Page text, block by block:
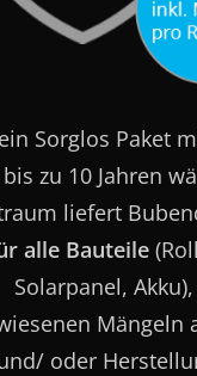
Sorglos Paket
zu 10 Jahren
liefert
alle Bauteile
Solarpanel, Akku),
Mängeln
oder